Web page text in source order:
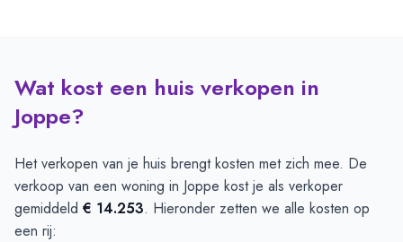
Wat kost een huis verkopen in
Joppe?
Het verkopen van je huis brengt kosten met zich mee. De
verkoop van een woning in Joppe kost je als verkoper
gemiddeld € 14.253. Hieronder zetten we alle kosten op
een rij: